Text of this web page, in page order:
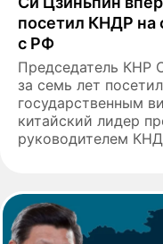
посетил КНДР на
с РФ
Председатель КНР
за семь лет
государственным
китайский лидер
руководителем